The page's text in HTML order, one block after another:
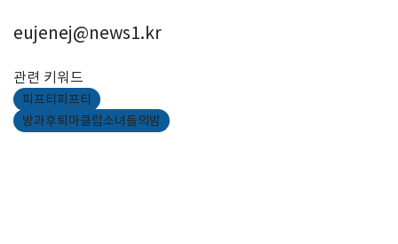
eujenej@news1.kr
관련 키워드
피프티피프티
방과후퇴마클럽소녀들의밤